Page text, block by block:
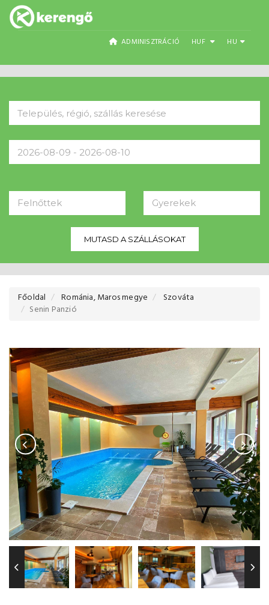
ADMINISZTRÁCIÓ HUF HU
Felnőttek Gyerekek
MUTASD A SZÁLLÁSOKAT
Főoldal Románia, Maros megye
Szováta
Senin Panzió